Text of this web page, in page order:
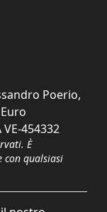
Poerio,
VE-454332
È
con qualsiasi